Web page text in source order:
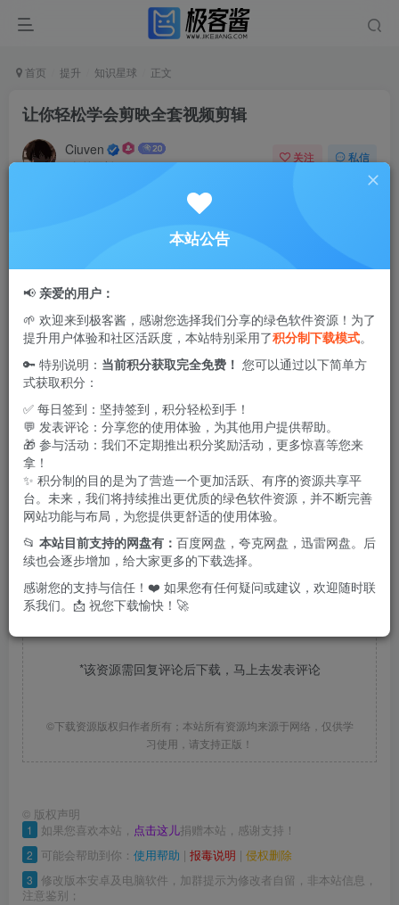
首页 提升 知识星球 正文
让你轻松学会剪映全套视频剪辑
Ciuven
2年前更新
关注 私信
课程介绍
本课程旨在帮助学员轻松掌握剪映视频剪辑的全套技能，包
括基础剪辑、特效添加和音频处理。通过简单易懂的讲解和
实际操作，学员将快速提升视频剪辑水平，成为熟练的剪映
使用者。
相关文件下载地址
*该资源需回复评论后下载，马上去发表评论
©下载资源版权归作者所有；本站所有资源均来源于网络，仅供学
习使用，请支持正版！
© 版权声明
1 如果您喜欢本站， 点击这儿捐赠本站，感谢支持！
2 可能会帮助到你： 使用帮助 | 报毒说明 | 侵权删除
3 修改版本安卓及电脑软件，加群提示为修改者自留，非本站信息，
注意鉴别；
本站公告
📢 亲爱的用户：
🌱 欢迎来到极客酱，感谢您选择我们分享的绿色软件资源！为了
提升用户体验和社区活跃度，本站特别采用了积分制下载模式。
🔑 特别说明： 当前积分获取完全免费！ 您可以通过以下简单方
式获取积分：
✅ 每日签到：坚持签到，积分轻松到手！
💬 发表评论：分享您的使用体验，为其他用户提供帮助。
🎁 参与活动：我们不定期推出积分奖励活动，更多惊喜等您来
拿！
✨ 积分制的目的是为了营造一个更加活跃、有序的资源共享平
台。未来，我们将持续推出更优质的绿色软件资源，并不断完善
网站功能与布局，为您提供更舒适的使用体验。
📂 本站目前支持的网盘有： 百度网盘，夸克网盘，迅雷网盘。后
续也会逐步增加，给大家更多的下载选择。
感谢您的支持与信任！❤️ 如果您有任何疑问或建议，欢迎随时联
系我们。📩 祝您下载愉快！🚀